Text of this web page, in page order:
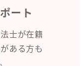
ート
士が在籍
ある方も